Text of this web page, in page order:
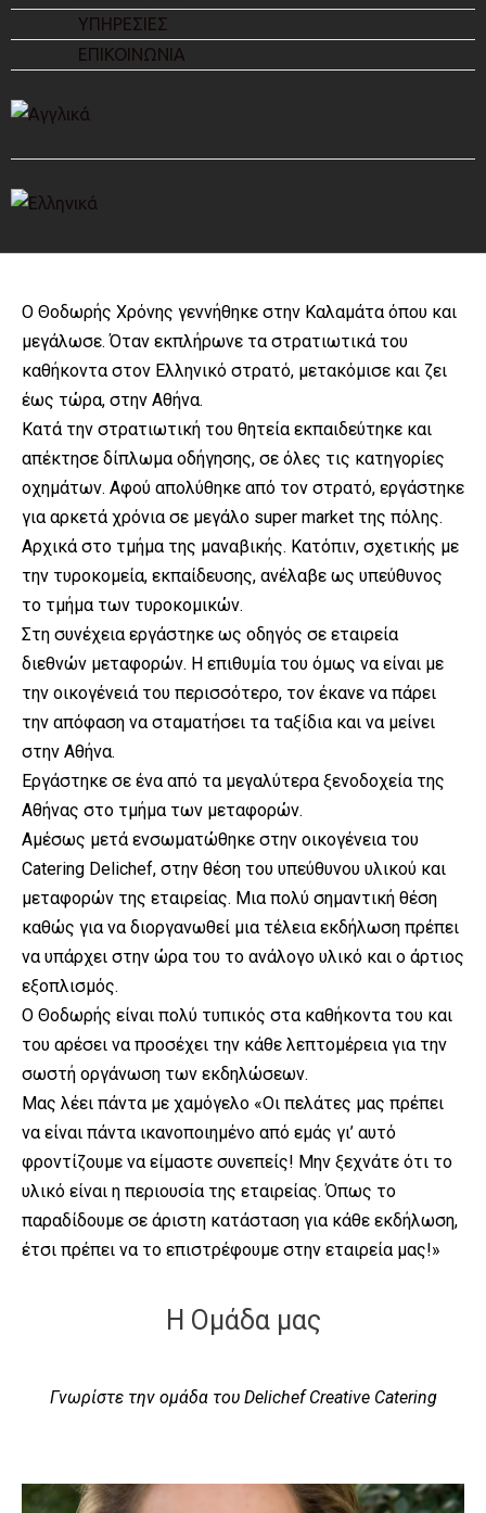
ΥΠΗΡΕΣΙΕΣ
ΕΠΙΚΟΙΝΩΝΙΑ
Ο Θοδωρής Χρόνης γεννήθηκε στην Καλαμάτα όπου και
μεγάλωσε. Όταν εκπλήρωνε τα στρατιωτικά του
καθήκοντα στον Ελληνικό στρατό, μετακόμισε και ζει
έως τώρα, στην Αθήνα.
Κατά την στρατιωτική του θητεία εκπαιδεύτηκε και
απέκτησε δίπλωμα οδήγησης, σε όλες τις κατηγορίες
οχημάτων. Αφού απολύθηκε από τον στρατό, εργάστηκε
για αρκετά χρόνια σε μεγάλο super market της πόλης.
Αρχικά στο τμήμα της μαναβικής. Κατόπιν, σχετικής με
την τυροκομεία, εκπαίδευσης, ανέλαβε ως υπεύθυνος
το τμήμα των τυροκομικών.
Στη συνέχεια εργάστηκε ως οδηγός σε εταιρεία
διεθνών μεταφορών. Η επιθυμία του όμως να είναι με
την οικογένειά του περισσότερο, τον έκανε να πάρει
την απόφαση να σταματήσει τα ταξίδια και να μείνει
στην Αθήνα.
Εργάστηκε σε ένα από τα μεγαλύτερα ξενοδοχεία της
Αθήνας στο τμήμα των μεταφορών.
Αμέσως μετά ενσωματώθηκε στην οικογένεια του
Catering Delichef, στην θέση του υπεύθυνου υλικού και
μεταφορών της εταιρείας. Μια πολύ σημαντική θέση
καθώς για να διοργανωθεί μια τέλεια εκδήλωση πρέπει
να υπάρχει στην ώρα του το ανάλογο υλικό και ο άρτιος
εξοπλισμός.
Ο Θοδωρής είναι πολύ τυπικός στα καθήκοντα του και
του αρέσει να προσέχει την κάθε λεπτομέρεια για την
σωστή οργάνωση των εκδηλώσεων.
Μας λέει πάντα με χαμόγελο «Οι πελάτες μας πρέπει
να είναι πάντα ικανοποιημένο από εμάς γι’ αυτό
φροντίζουμε να είμαστε συνεπείς! Μην ξεχνάτε ότι το
υλικό είναι η περιουσία της εταιρείας. Όπως το
παραδίδουμε σε άριστη κατάσταση για κάθε εκδήλωση,
έτσι πρέπει να το επιστρέφουμε στην εταιρεία μας!»
Η Ομάδα μας
Γνωρίστε την ομάδα του Delichef Creative Catering